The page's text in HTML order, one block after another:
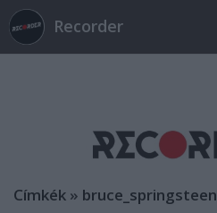
Recorder
Címkék » bruce_springsteen